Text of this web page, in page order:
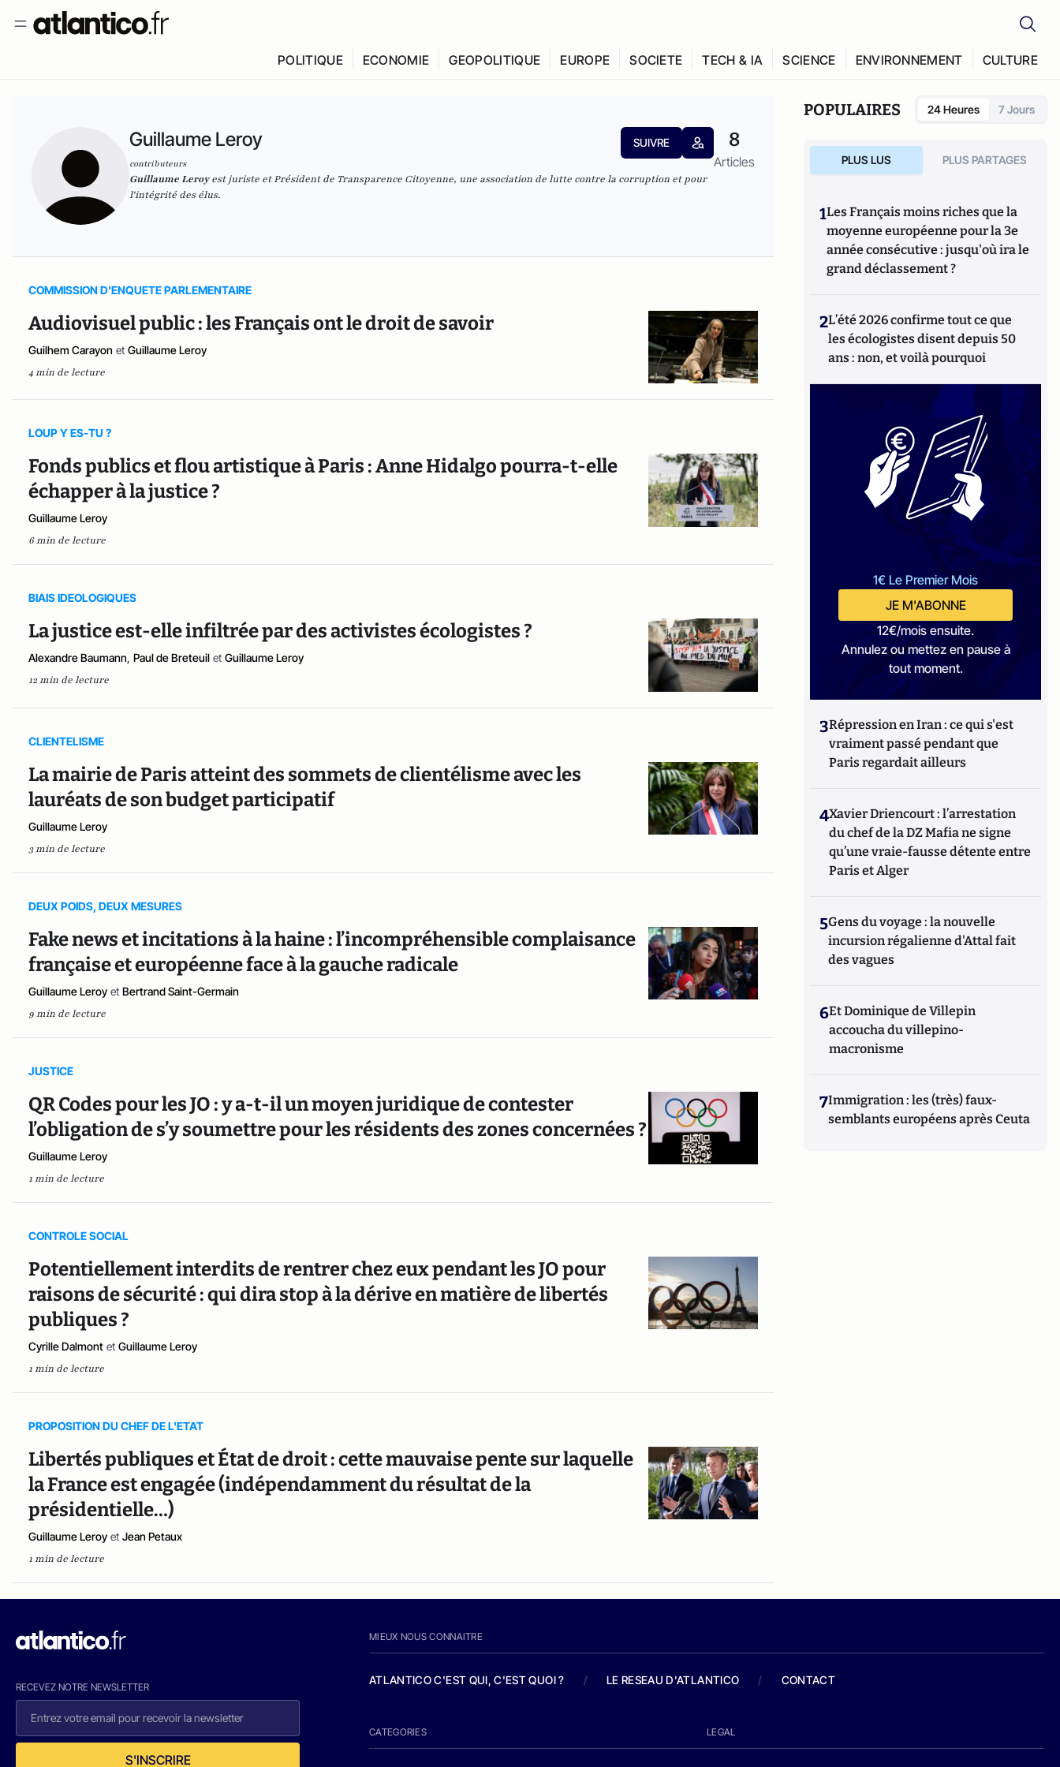
POLITIQUE ECONOMIE GEOPOLITIQUE EUROPE SOCIETE TECH & IA SCIENCE ENVIRONNEMENT CULTURE
Guillaume Leroy
contributeurs
SUIVRE 8
Articles
Guillaume Leroyest juriste et Président de Transparence Citoyenne, une association de lutte contre la corruption et pour
l'intégrité des élus.
COMMISSION D'ENQUETE PARLEMENTAIRE
Audiovisuel public : les Français ont le droit de savoir
Guilhem Carayon et Guillaume Leroy
4 min de lecture
LOUP Y ES-TU ?
Fonds publics et flou artistique à Paris : Anne Hidalgo pourra-t-elle
échapper à la justice ?
Guillaume Leroy
6 min de lecture
BIAIS IDEOLOGIQUES
La justice est-elle infiltrée par des activistes écologistes ?
Alexandre Baumann, Paul de Breteuil et Guillaume Leroy
12 min de lecture
CLIENTELISME
La mairie de Paris atteint des sommets de clientélisme avec les
lauréats de son budget participatif
Guillaume Leroy
3 min de lecture
DEUX POIDS, DEUX MESURES
Fake news et incitations à la haine : l’incompréhensible complaisance
française et européenne face à la gauche radicale
Guillaume Leroy et Bertrand Saint-Germain
9 min de lecture
JUSTICE
QR Codes pour les JO : y a-t-il un moyen juridique de contester
l’obligation de s’y soumettre pour les résidents des zones concernées ?
Guillaume Leroy
1 min de lecture
CONTROLE SOCIAL
Potentiellement interdits de rentrer chez eux pendant les JO pour
raisons de sécurité : qui dira stop à la dérive en matière de libertés
publiques ?
Cyrille Dalmont et Guillaume Leroy
1 min de lecture
PROPOSITION DU CHEF DE L'ETAT
Libertés publiques et État de droit : cette mauvaise pente sur laquelle
la France est engagée (indépendamment du résultat de la
présidentielle…)
Guillaume Leroy et Jean Petaux
1 min de lecture
POPULAIRES 24 Heures 7 Jours
PLUS LUS PLUS PARTAGES
1Les Français moins riches que la
moyenne européenne pour la 3e
année consécutive : jusqu'où ira le
grand déclassement ?
2L’été 2026 confirme tout ce que
les écologistes disent depuis 50
ans : non, et voilà pourquoi
1€ Le Premier Mois
JE M'ABONNE
12€/mois ensuite.
Annulez ou mettez en pause à
tout moment.
3Répression en Iran : ce qui s'est
vraiment passé pendant que
Paris regardait ailleurs
4Xavier Driencourt : l’arrestation
du chef de la DZ Mafia ne signe
qu’une vraie-fausse détente entre
Paris et Alger
5Gens du voyage : la nouvelle
incursion régalienne d'Attal fait
des vagues
6Et Dominique de Villepin
accoucha du villepino-
macronisme
7Immigration : les (très) faux-
semblants européens après Ceuta
RECEVEZ NOTRE NEWSLETTER
S'INSCRIRE
MIEUX NOUS CONNAITRE
ATLANTICO C'EST QUI, C'EST QUOI ? / LE RESEAU D'ATLANTICO / CONTACT
CATEGORIES LEGAL